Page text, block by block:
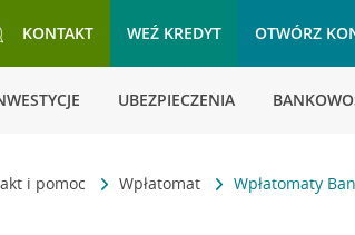
KONTAKT WEŹ KREDYT OTWÓRZ
UBEZPIECZENIA
i pomoc Wpłatomat Wpłatomaty